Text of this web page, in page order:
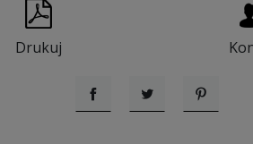
Drukuj
UdostępnijTweetujPinterest